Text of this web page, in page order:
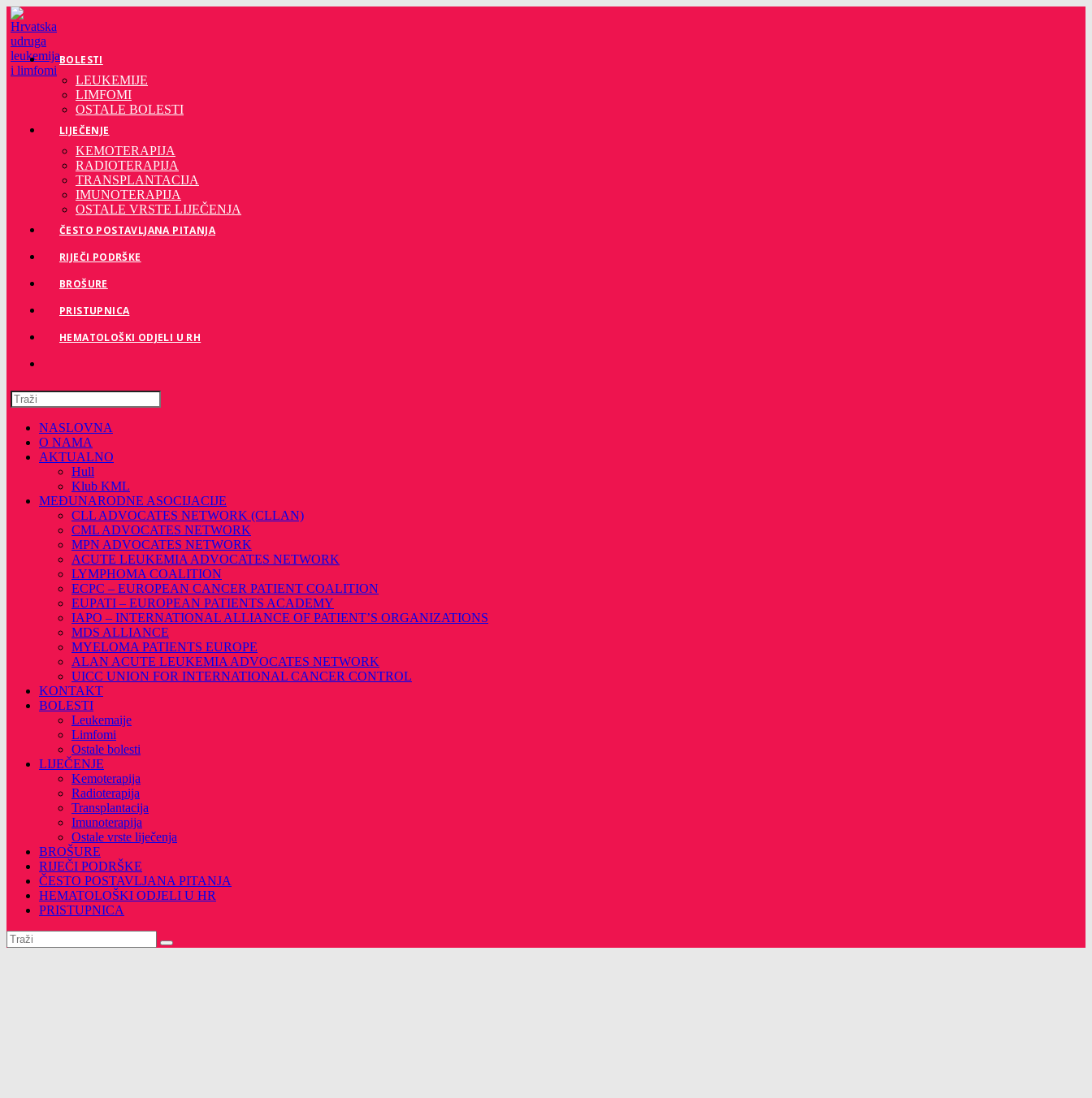
Preskoči
na
sadržaj
BOLESTI
LEUKEMIJE
LIMFOMI
OSTALE BOLESTI
LIJEČENJE
KEMOTERAPIJA
RADIOTERAPIJA
TRANSPLANTACIJA
IMUNOTERAPIJA
OSTALE VRSTE LIJEČENJA
ČESTO POSTAVLJANA PITANJA
RIJEČI PODRŠKE
BROŠURE
PRISTUPNICA
HEMATOLOŠKI ODJELI U RH
Pretražite
ovu
web
stranicu
NASLOVNA
O NAMA
AKTUALNO
Hull
Klub KML
MEĐUNARODNE ASOCIJACIJE
CLL ADVOCATES NETWORK (CLLAN)
CML ADVOCATES NETWORK
MPN ADVOCATES NETWORK
ACUTE LEUKEMIA ADVOCATES NETWORK
LYMPHOMA COALITION
ECPC – EUROPEAN CANCER PATIENT COALITION
EUPATI – EUROPEAN PATIENTS ACADEMY
IAPO – INTERNATIONAL ALLIANCE OF PATIENT’S ORGANIZATIONS
MDS ALLIANCE
MYELOMA PATIENTS EUROPE
ALAN ACUTE LEUKEMIA ADVOCATES NETWORK
UICC UNION FOR INTERNATIONAL CANCER CONTROL
KONTAKT
BOLESTI
Leukemaije
Limfomi
Ostale bolesti
LIJEČENJE
Kemoterapija
Radioterapija
Transplantacija
Imunoterapija
Ostale vrste liječenja
BROŠURE
RIJEČI PODRŠKE
ČESTO POSTAVLJANA PITANJA
HEMATOLOŠKI ODJELI U HR
PRISTUPNICA